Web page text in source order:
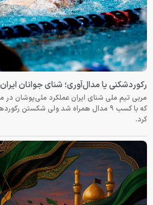
رکوردشکنی یا مدال‌آوری؛ شنای جوانان
مربی تیم ملی شنای ایران عملکرد ملی‌پوشان در
که با کسب ۹ مدال همراه شد ولی شکستن
کرد.